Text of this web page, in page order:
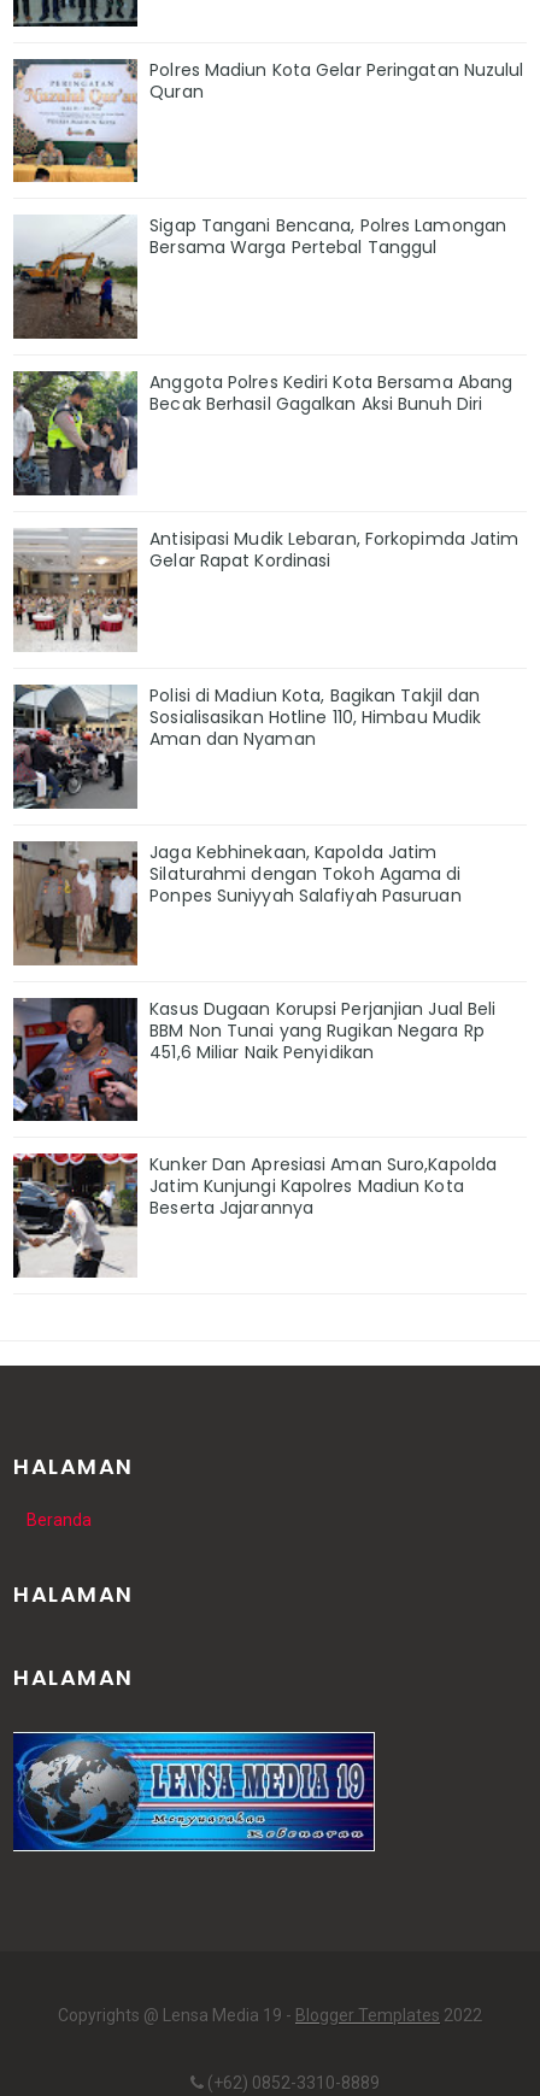
Polres Madiun Kota Gelar Peringatan Nuzulul
Quran
Sigap Tangani Bencana, Polres Lamongan
Bersama Warga Pertebal Tanggul
Anggota Polres Kediri Kota Bersama Abang
Becak Berhasil Gagalkan Aksi Bunuh Diri
Antisipasi Mudik Lebaran, Forkopimda Jatim
Gelar Rapat Kordinasi
Polisi di Madiun Kota, Bagikan Takjil dan
Sosialisasikan Hotline 110, Himbau Mudik
Aman dan Nyaman
Jaga Kebhinekaan, Kapolda Jatim
Silaturahmi dengan Tokoh Agama di
Ponpes Suniyyah Salafiyah Pasuruan
Kasus Dugaan Korupsi Perjanjian Jual Beli
BBM Non Tunai yang Rugikan Negara Rp
451,6 Miliar Naik Penyidikan
Kunker Dan Apresiasi Aman Suro,Kapolda
Jatim Kunjungi Kapolres Madiun Kota
Beserta Jajarannya
HALAMAN
Beranda
HALAMAN
HALAMAN
Copyrights @ Lensa Media 19 - Blogger Templates 2022
(+62) 0852-3310-8889